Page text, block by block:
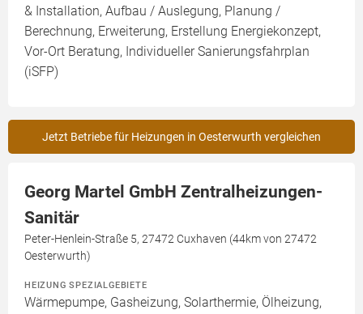
& Installation, Aufbau / Auslegung, Planung /
Berechnung, Erweiterung, Erstellung Energiekonzept,
Vor-Ort Beratung, Individueller Sanierungsfahrplan
(iSFP)
Jetzt Betriebe für Heizungen in Oesterwurth vergleichen
Georg Martel GmbH Zentralheizungen-
Sanitär
Peter-Henlein-Straße 5, 27472 Cuxhaven (44km von 27472
Oesterwurth)
HEIZUNG SPEZIALGEBIETE
Wärmepumpe, Gasheizung, Solarthermie, Ölheizung,